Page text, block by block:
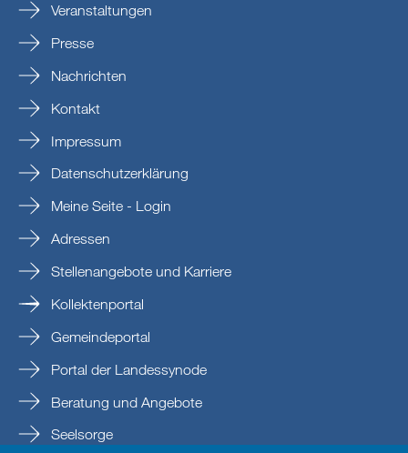
Veranstaltungen
Presse
Nachrichten
Kontakt
Impressum
Datenschutzerklärung
Meine Seite - Login
Adressen
Stellenangebote und Karriere
Kollektenportal
Gemeindeportal
Portal der Landessynode
Beratung und Angebote
Seelsorge